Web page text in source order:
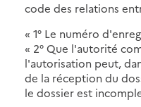
code des relations
« 1° Le numéro
« 2° Que l'autorité
l'autorisation peut,
de la réception du
le dossier est